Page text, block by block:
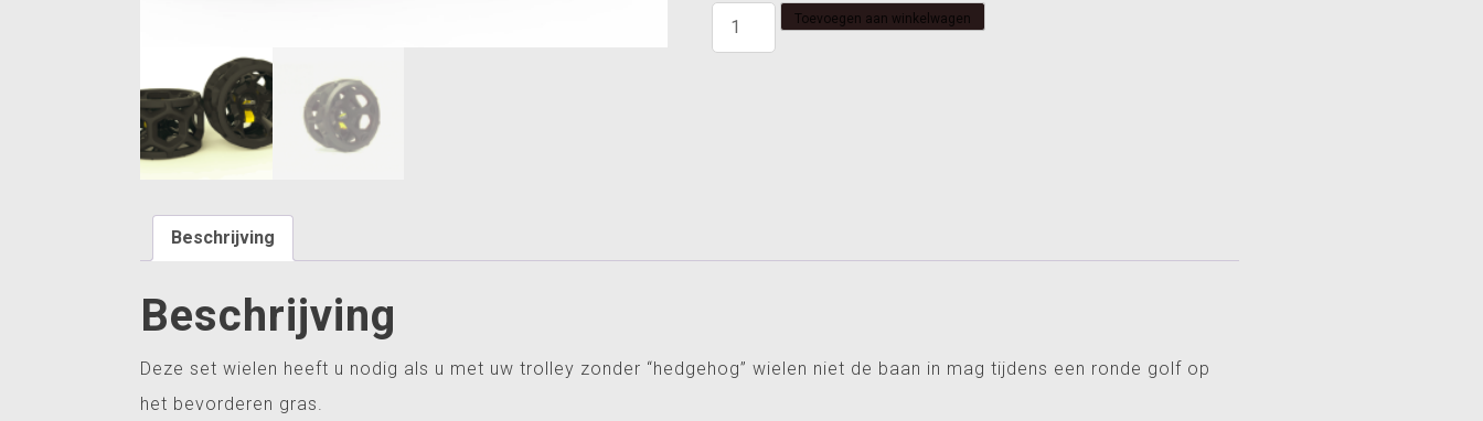
PowakaddyToevoegen aan winkelwagen
Beschrijving
Beschrijving
Deze set wielen heeft u nodig als u met uw trolley zonder “hedgehog” wielen niet de baan in mag tijdens een ronde golf op
het bevorderen gras.